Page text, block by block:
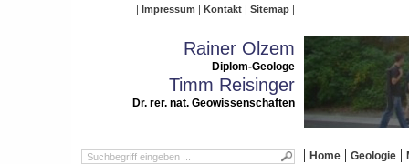
Impressum Kontakt Sitemap
Rainer Olzem
Diplom-Geologe
Timm Reisinger
Dr. rer. nat. Geowissenschaften
Home Geologie